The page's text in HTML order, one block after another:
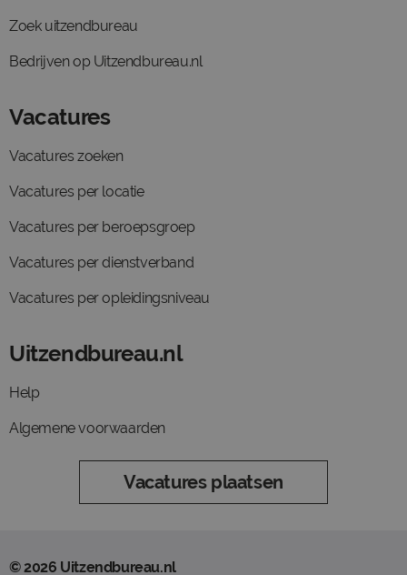
Zoek uitzendbureau
Bedrijven op Uitzendbureau.nl
Vacatures
Vacatures zoeken
Vacatures per locatie
Vacatures per beroepsgroep
Vacatures per dienstverband
Vacatures per opleidingsniveau
Uitzendbureau.nl
Help
Algemene voorwaarden
Vacatures plaatsen
© 2026 Uitzendbureau.nl